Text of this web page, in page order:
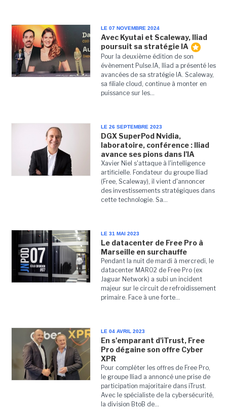
LE 07 NOVEMBRE 2024
Avec Kyutai et Scaleway, Iliad
poursuit sa stratégie IA
Pour la deuxième édition de son
évènement Pulse.IA, Iliad a présenté les
avancées de sa stratégie IA. Scaleway,
sa filiale cloud, continue à monter en
puissance sur les...
LE 26 SEPTEMBRE 2023
DGX SuperPod Nvidia,
laboratoire, conférence : Iliad
avance ses pions dans l'IA
Xavier Niel s'attaque à l'intelligence
artificielle. Fondateur du groupe Iliad
(Free, Scaleway), il vient d'annoncer
des investissements stratégiques dans
cette technologie. Sa...
LE 31 MAI 2023
Le datacenter de Free Pro à
Marseille en surchauffe
Pendant la nuit de mardi à mercredi, le
datacenter MAR02 de Free Pro (ex
Jaguar Network) a subi un incident
majeur sur le circuit de refroidissement
primaire. Face à une forte...
LE 04 AVRIL 2023
En s'emparant d'iTrust, Free
Pro dégaine son offre Cyber
XPR
Pour compléter les offres de Free Pro,
le groupe Iliad a annoncé une prise de
participation majoritaire dans iTrust.
Avec le spécialiste de la cybersécurité,
la division BtoB de...